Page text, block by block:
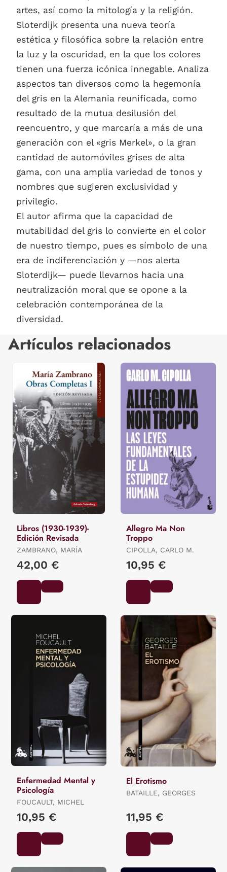
artes, así como la mitología y la religión.
Sloterdijk presenta una nueva teoría
estética y filosófica sobre la relación entre
la luz y la oscuridad, en la que los colores
tienen una fuerza icónica innegable. Analiza
aspectos tan diversos como la hegemonía
del gris en la Alemania reunificada, como
resultado de la mutua desilusión del
reencuentro, y que marcaría a más de una
generación con el «gris Merkel», o la gran
cantidad de automóviles grises de alta
gama, con una amplia variedad de tonos y
nombres que sugieren exclusividad y
privilegio.
El autor afirma que la capacidad de
mutabilidad del gris lo convierte en el color
de nuestro tiempo, pues es símbolo de una
era de indiferenciación y —nos alerta
Sloterdijk— puede llevarnos hacia una
neutralización moral que se opone a la
celebración contemporánea de la
diversidad.
Artículos relacionados
Libros (1930-1939)-
Edición Revisada
ZAMBRANO, MARÍA
42,00 €
Allegro Ma Non
Troppo
CIPOLLA, CARLO M.
10,95 €
Enfermedad Mental y
Psicología
FOUCAULT, MICHEL
10,95 €
El Erotismo
BATAILLE, GEORGES
11,95 €